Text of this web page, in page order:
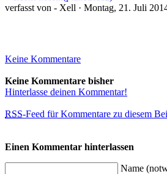
verfasst von - Xell · Montag, 21. Juli
Keine Kommentare
Keine Kommentare bisher
Hinterlasse deinen Kommentar!
RSS-Feed für Kommentare zu diesem
Einen Kommentar hinterlassen
Name